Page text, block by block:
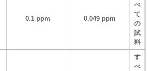
0.1 ppm 0.049 ppm
べ
て
の
試
料
す
べ